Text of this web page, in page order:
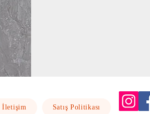
İletişim Satış Politikası